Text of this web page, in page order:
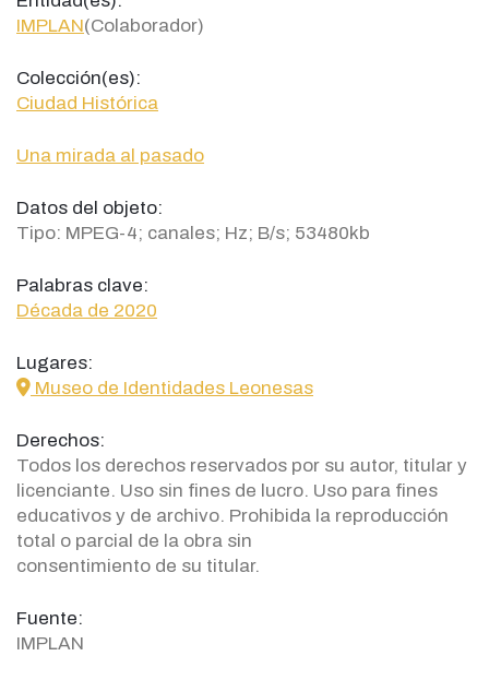
IMPLAN(Colaborador)
Colección(es):
Ciudad Histórica
Una mirada al pasado
Datos del objeto:
Tipo: MPEG-4; canales; Hz; B/s; 53480kb
Palabras clave:
Década de 2020
Lugares:
icon
Museo de Identidades Leonesas
Derechos:
Todos los derechos reservados por su autor, titular y
licenciante. Uso sin fines de lucro. Uso para fines
educativos y de archivo. Prohibida la reproducción
total o parcial de la obra sin
consentimiento de su titular.
Fuente:
IMPLAN